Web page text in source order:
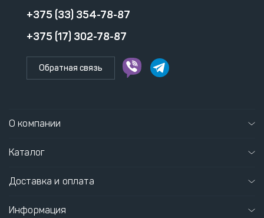
+375 (33) 354-78-87
+375 (17) 302-78-87
Обратная связь
О компании
Каталог
Доставка и оплата
Информация